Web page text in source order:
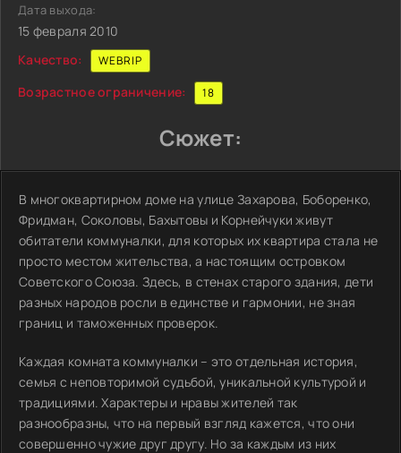
Дата выхода:
15 февраля 2010
Качество:
WEBRIP
Возрастное ограничение: 18
Сюжет:
В многоквартирном доме на улице Захарова, Боборенко,
Фридман, Соколовы, Бахытовы и Корнейчуки живут
обитатели коммуналки, для которых их квартира стала не
просто местом жительства, а настоящим островком
Советского Союза. Здесь, в стенах старого здания, дети
разных народов росли в единстве и гармонии, не зная
границ и таможенных проверок.
Каждая комната коммуналки – это отдельная история,
семья с неповторимой судьбой, уникальной культурой и
традициями. Характеры и нравы жителей так
разнообразны, что на первый взгляд кажется, что они
совершенно чужие друг другу. Но за каждым из них